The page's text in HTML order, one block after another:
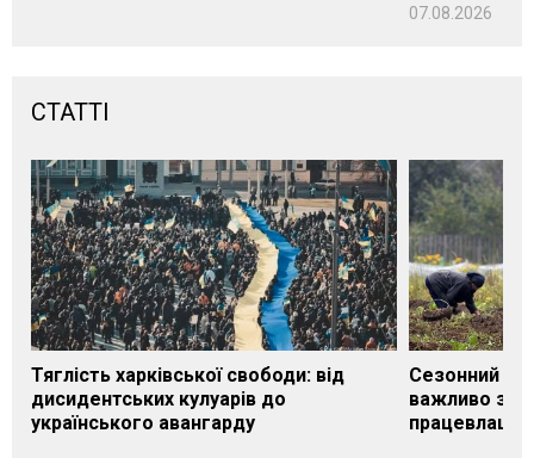
07.08.2026
СТАТТІ
Тяглість харківської свободи: від
дисидентських кулуарів до
українського авангарду
Сезонний
важливо